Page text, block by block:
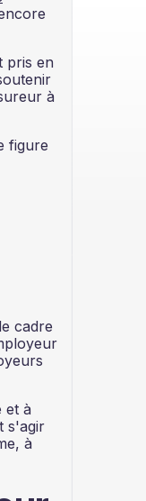
pris en
à
figure
cadre
et à
s'agir
à